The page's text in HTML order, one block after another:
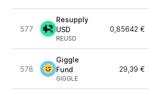
577
Resupply
USD
REUSD
0,85642 €
578
Giggle
Fund
GIGGLE
29,39 €